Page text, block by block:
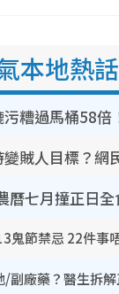
本地熱話